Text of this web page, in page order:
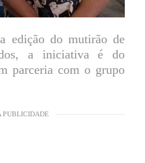
edição do mutirão de
a iniciativa é do
parceria com o grupo
PUBLICIDADE